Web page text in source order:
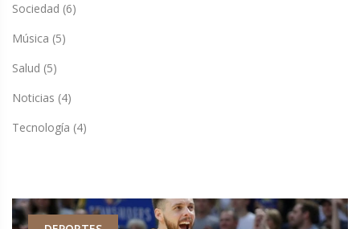
Sociedad (6)
Música (5)
Salud (5)
Noticias (4)
Tecnología (4)